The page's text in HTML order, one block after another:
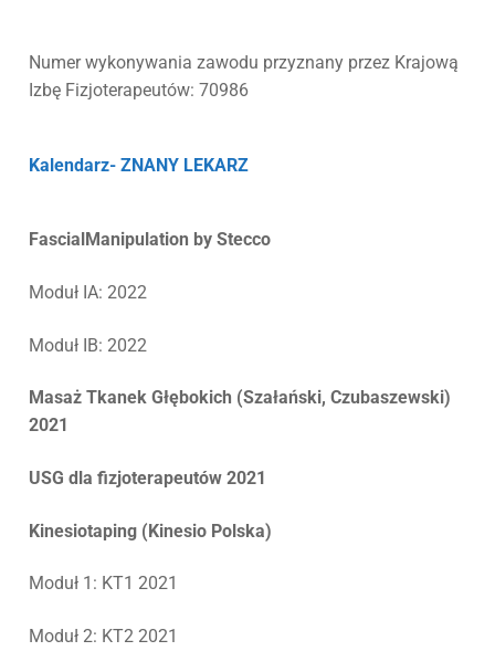
Numer wykonywania zawodu przyznany przez Krajową
Izbę Fizjoterapeutów: 70986
Kalendarz- ZNANY LEKARZ
FascialManipulation by Stecco
Moduł IA: 2022
Moduł IB: 2022
Masaż Tkanek Głębokich (Szałański, Czubaszewski)
2021
USG dla fizjoterapeutów 2021
Kinesiotaping (Kinesio Polska)
Moduł 1: KT1 2021
Moduł 2: KT2 2021